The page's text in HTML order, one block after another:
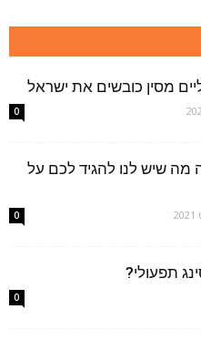
מסין כובשים את ישראל
0
מה שיש לנו להגיד לכם על
0
תפעולי?
0